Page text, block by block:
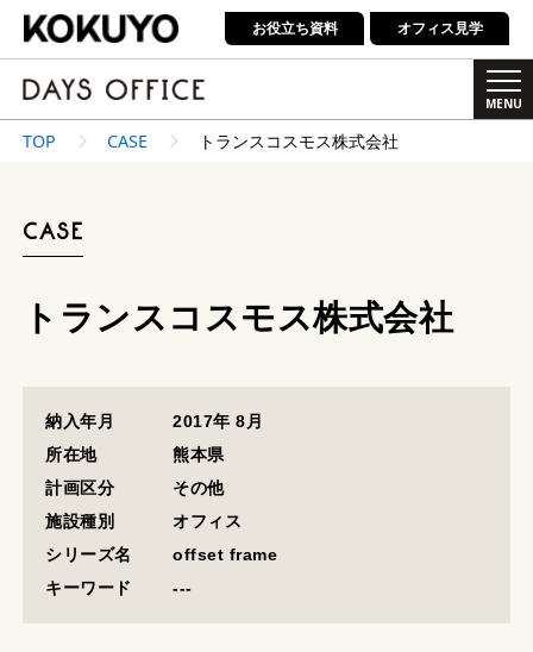
お役立ち資料 オフィス見学
MENU
ABOUT
LINEUP
CASE
SIMULATOR
DOWNLOAD
TOP CASE トランスコスモス株式会社
CASE
トランスコスモス株式会社
納入年月
2017年 8月
所在地
熊本県
計画区分
その他
施設種別
オフィス
シリーズ名
offset frame
キーワード
---